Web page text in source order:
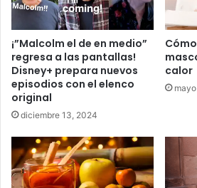
¡”Malcolm el de en medio”
regresa a las pantallas!
Disney+ prepara nuevos
episodios con el elenco
original
diciembre 13, 2024
calor